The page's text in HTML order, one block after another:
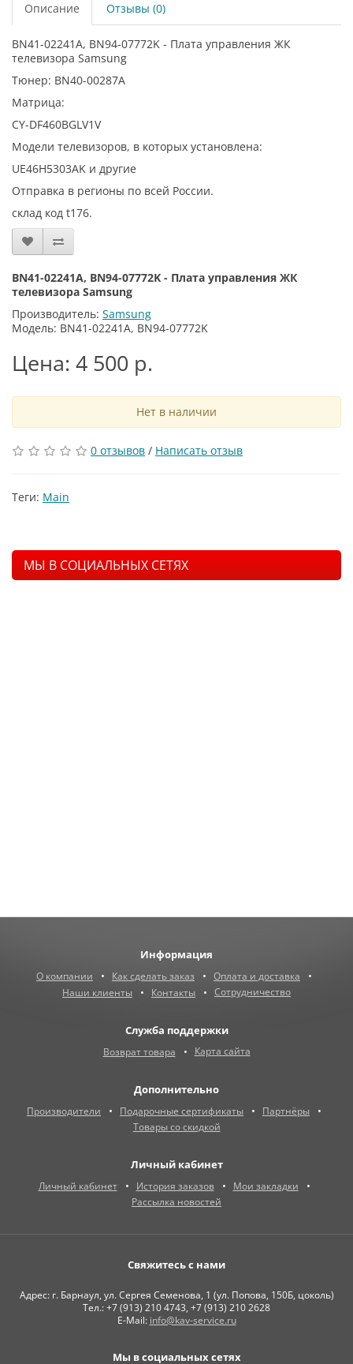
Описание Отзывы (0)
BN41-02241A, BN94-07772K - Плата управления ЖК
телевизора Samsung
Тюнер: BN40-00287A
Матрица:
CY-DF460BGLV1V
Модели телевизоров, в которых установлена:
UE46H5303AK и другие
Отправка в регионы по всей России.
склад код t176.
BN41-02241A, BN94-07772K - Плата управления ЖК
телевизора Samsung
Производитель: Samsung
Модель: BN41-02241A, BN94-07772K
Цена: 4 500 р.
Нет в наличии
0 отзывов / Написать отзыв
Теги: Main
МЫ В СОЦИАЛЬНЫХ СЕТЯХ
Информация
О компании Как сделать заказ
Оплата и доставка
Наши клиенты
Контакты Сотрудничество
Служба поддержки
Возврат товара Карта сайта
Дополнительно
Производители Подарочные сертификаты
Партнёры
Товары со скидкой
Личный кабинет
Личный кабинет История заказов
Мои закладки
Рассылка новостей
Свяжитесь с нами
Адрес: г. Барнаул, ул. Сергея Семенова, 1 (ул. Попова, 150Б, цоколь)
Тел.: +7 (913) 210 4743, +7 (913) 210 2628
E-Mail: info@kav-service.ru
Мы в социальных сетях